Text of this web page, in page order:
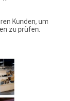
Kunden, um
zu prüfen.